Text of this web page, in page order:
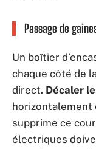
Passage de
Un boîtier
chaque côté de
direct. Décaler
horizontalement
supprime ce
électriques